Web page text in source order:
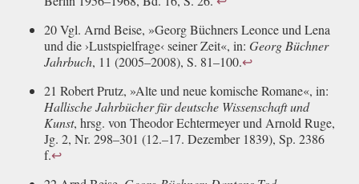
20 Vgl. Arnd Beise, »Georg Büchners Leonce und Lena
und die ›Lustspielfrage‹ seiner Zeit«, in: Georg Büchner
Jahrbuch, 11 (2005–2008), S. 81–100.↩
21 Robert Prutz, »Alte und neue komische Romane«, in:
Hallische Jahrbücher für deutsche Wissenschaft und
Kunst, hrsg. von Theodor Echtermeyer und Arnold Ruge,
Jg. 2, Nr. 298–301 (12.–17. Dezember 1839), Sp. 2386
f.↩